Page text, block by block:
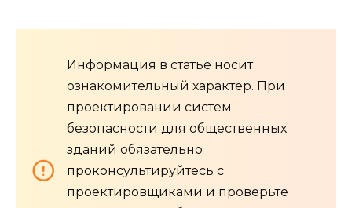
Информация в статье носит
ознакомительный характер. При
проектировании систем
безопасности для общественных
зданий обязательно
проконсультируйтесь с
проектировщиками и проверьте